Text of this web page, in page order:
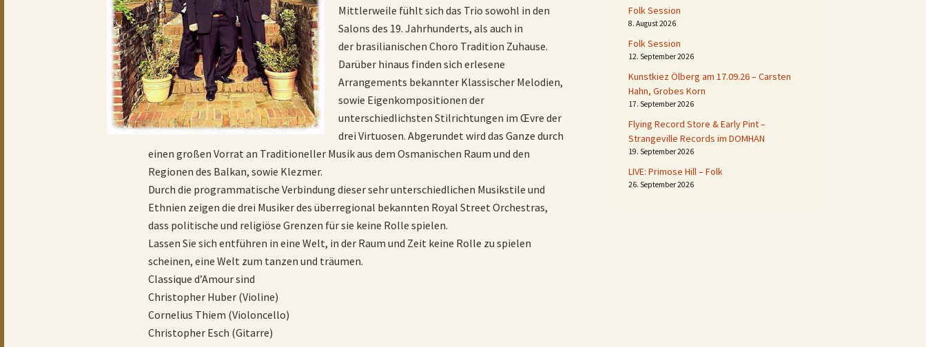
Mittlerweile fühlt sich das Trio sowohl in den
Salons des 19. Jahrhunderts, als auch in
der brasilianischen Choro Tradition Zuhause.
Darüber hinaus finden sich erlesene
Arrangements bekannter Klassischer Melodien,
sowie Eigenkompositionen der
unterschiedlichsten Stilrichtungen im Œvre der
drei Virtuosen. Abgerundet wird das Ganze durch
einen großen Vorrat an Traditioneller Musik aus dem Osmanischen Raum und den
Regionen des Balkan, sowie Klezmer.
Durch die programmatische Verbindung dieser sehr unterschiedlichen Musikstile und
Ethnien zeigen die drei Musiker des überregional bekannten Royal Street Orchestras,
dass politische und religiöse Grenzen für sie keine Rolle spielen.
Lassen Sie sich entführen in eine Welt, in der Raum und Zeit keine Rolle zu spielen
scheinen, eine Welt zum tanzen und träumen.
Classique d’Amour sind
Christopher Huber (Violine)
Cornelius Thiem (Violoncello)
Christopher Esch (Gitarre)
Folk Session
8. August 2026
Folk Session
12. September 2026
Kunstkiez Ölberg am 17.09.26 – Carsten
Hahn, Grobes Korn
17. September 2026
Flying Record Store & Early Pint –
Strangeville Records im DOMHAN
19. September 2026
LIVE: Primose Hill – Folk
26. September 2026